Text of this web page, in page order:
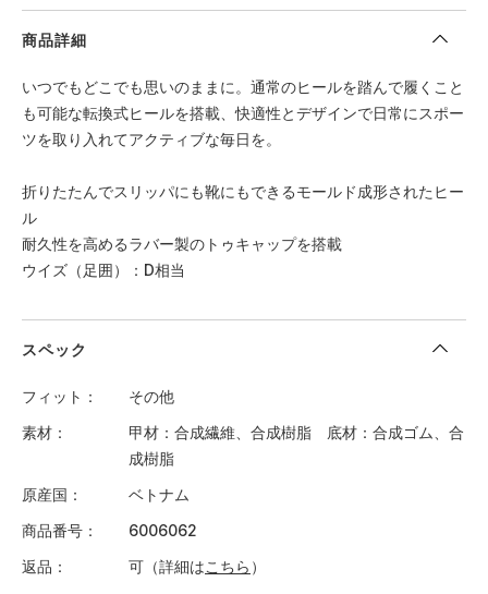
商品詳細
いつでもどこでも思いのままに。通常のヒールを踏んで履くこと
も可能な転換式ヒールを搭載、快適性とデザインで日常にスポー
ツを取り入れてアクティブな毎日を。
折りたたんでスリッパにも靴にもできるモールド成形されたヒー
ル
耐久性を高めるラバー製のトゥキャップを搭載
ウイズ（足囲）：D相当
スペック
フィット
その他
素材
甲材：合成繊維、合成樹脂 底材：合成ゴム、合
成樹脂
原産国
ベトナム
商品番号
6006062
返品
可（詳細はこちら ）